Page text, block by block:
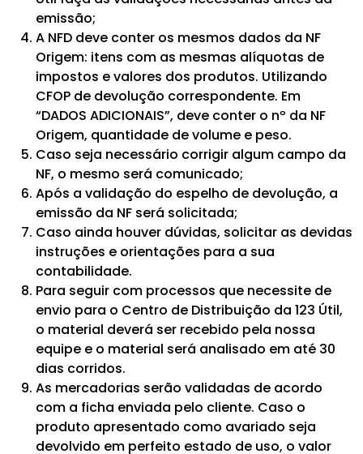
emissão;
A NFD deve conter os mesmos dados da NF
Origem: itens com as mesmas alíquotas de
impostos e valores dos produtos. Utilizando
CFOP de devolução correspondente. Em
“DADOS ADICIONAIS”, deve conter o nº da NF
Origem, quantidade de volume e peso.
Caso seja necessário corrigir algum campo da
NF, o mesmo será comunicado;
Após a validação do espelho de devolução, a
emissão da NF será solicitada;
Caso ainda houver dúvidas, solicitar as devidas
instruções e orientações para a sua
contabilidade.
Para seguir com processos que necessite de
envio para o Centro de Distribuição da 123 Útil,
o material deverá ser recebido pela nossa
equipe e o material será analisado em até 30
dias corridos.
As mercadorias serão validadas de acordo
com a ficha enviada pelo cliente. Caso o
produto apresentado como avariado seja
devolvido em perfeito estado de uso, o valor